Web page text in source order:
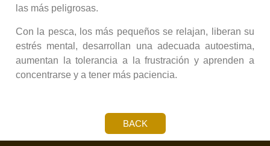
las más peligrosas.
Con la pesca, los más pequeños se relajan, liberan su
estrés mental, desarrollan una adecuada autoestima,
aumentan la tolerancia a la frustración y aprenden a
concentrarse y a tener más paciencia.
BACK